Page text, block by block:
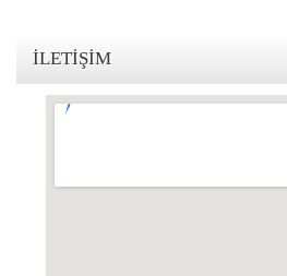
Aydınlatma Metni
KVKK Başvuru Formu
İLETIŞIM